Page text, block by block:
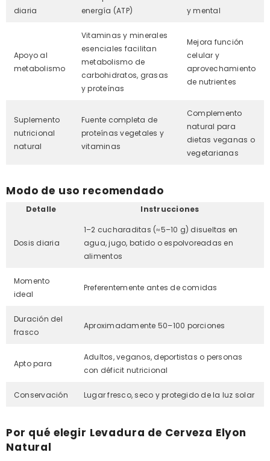
diaria
energía (ATP)
y mental
Apoyo al
metabolismo
Vitaminas y minerales
esenciales facilitan
metabolismo de
carbohidratos, grasas
y proteínas
Mejora función
celular y
aprovechamiento
de nutrientes
Suplemento
nutricional
natural
Fuente completa de
proteínas vegetales y
vitaminas
Complemento
natural para
dietas veganas o
vegetarianas
Modo de uso recomendado
Detalle Instrucciones
Dosis diaria
1–2 cucharaditas (≈5–10 g) disueltas en
agua, jugo, batido o espolvoreadas en
alimentos
Momento
ideal
Preferentemente antes de comidas
Duración del
frasco
Aproximadamente 50–100 porciones
Apto para
Adultos, veganos, deportistas o personas
con déficit nutricional
Conservación Lugar fresco, seco y protegido de la luz solar
Por qué elegir Levadura de Cerveza Elyon
Natural